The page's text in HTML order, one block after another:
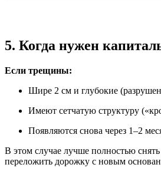
5. Когда нужен
Если трещины:
Шире 2 см и глубокие
Имеют сетчатую структуру
Появляются снова через 1–2
В этом случае лучше полностью
переложить дорожку с новым